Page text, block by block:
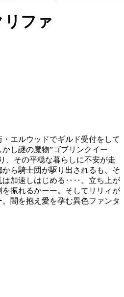
ファ
エルウッドでギルド受付をして
し謎の魔物”ゴブリンクイー
、その平穏な暮らしに不安が走
ら騎士団が駆り出されるも、そ
は加速しはじめる‥‥。立ち上が
振れるかーー。そしてリリィが
闇を抱え愛を孕む異色ファンタ